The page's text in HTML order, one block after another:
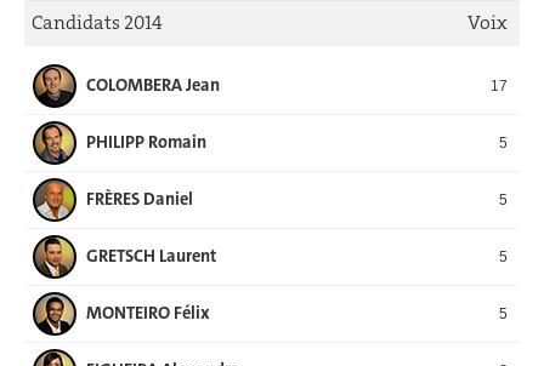
Candidats 2014 Voix
COLOMBERA Jean 17
PHILIPP Romain 5
FRÈRES Daniel 5
GRETSCH Laurent 5
MONTEIRO Félix 5